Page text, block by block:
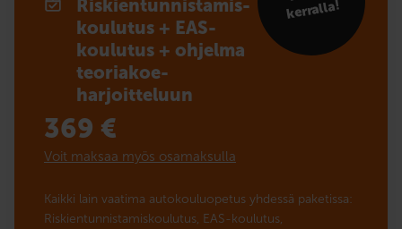
Riskien­tunnistamis­
koulutus + EAS-
koulutus + ohjelma
teoriakoe­­
harjoitteluun
kerralla!
369 €
Voit maksaa myös osamaksulla
Kaikki lain vaatima autokouluopetus yhdessä paketissa:
Riskientunnistamiskoulutus, EAS-koulutus,